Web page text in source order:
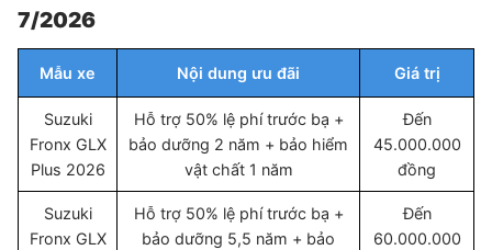
7/2026
Mẫu xe Nội dung ưu đãi Giá trị
Suzuki
Fronx GLX
Plus 2026
Hỗ trợ 50% lệ phí trước bạ +
bảo dưỡng 2 năm + bảo hiểm
vật chất 1 năm
Đến
45.000.000
đồng
Suzuki
Fronx GLX
Hỗ trợ 50% lệ phí trước bạ +
bảo dưỡng 5,5 năm + bảo
Đến
60.000.000